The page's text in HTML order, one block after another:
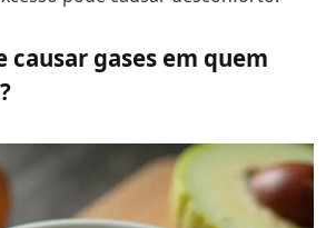
gases em quem